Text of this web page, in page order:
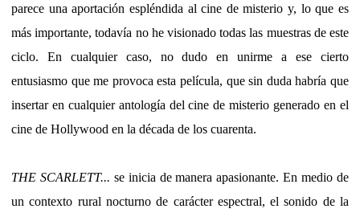
parece una aportación espléndida al cine de misterio y, lo que es
más importante, todavía no he visionado todas las muestras de este
ciclo. En cualquier caso, no dudo en unirme a ese cierto
entusiasmo que me provoca esta película, que sin duda habría que
insertar en cualquier antología del cine de misterio generado en el
cine de Hollywood en la década de los cuarenta.
THE SCARLETT... se inicia de manera apasionante. En medio de
un contexto rural nocturno de carácter espectral, el sonido de la